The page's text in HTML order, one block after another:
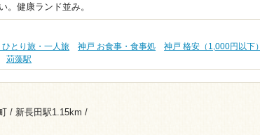
。健康ランド並み。
ひとり旅・一人旅 神戸 お食事・食事処 神戸 格安（1,000円以下）
苅藻駅
/ 新長田駅1.15km /